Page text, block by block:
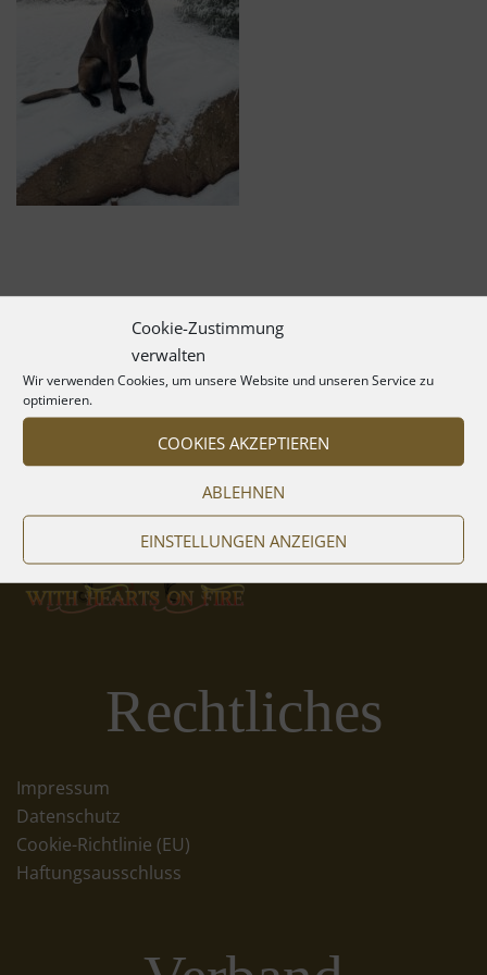
Cookie-Zustimmung
verwalten
Wir verwenden Cookies, um unsere Website und unseren Service zu
optimieren.
COOKIES AKZEPTIEREN
ABLEHNEN
EINSTELLUNGEN ANZEIGEN
Rechtliches
Impressum
Datenschutz
Cookie-Richtlinie (EU)
Haftungsausschluss